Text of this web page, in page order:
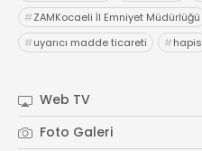
#ZAMKocaeli İl Emniyet Müdürlüğü
#uyarıcı madde ticareti #hapis
Web TV
Foto Galeri